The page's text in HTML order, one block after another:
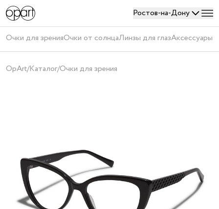
Ростов-на-Дону
Очки для зренияОчки от солнцаЛинзы для глазАксессуары
Войти
или
создать
Получить
код
Создавая
OpArt/Каталог/Очки для зрения